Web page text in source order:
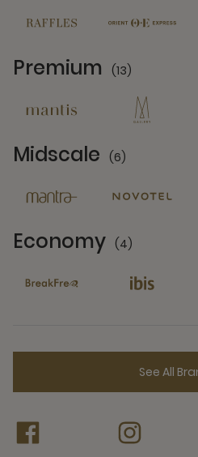
Premium (13)
Midscale (6)
Economy (4)
See All